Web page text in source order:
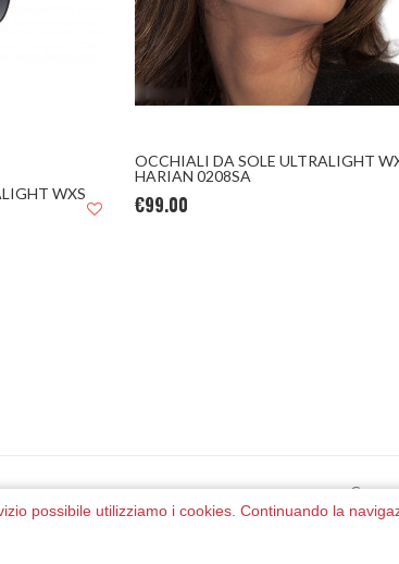
WXS
OCCHIALI DA SOLE ULTRALIGHT
HARIAN 0208SA
€99.00
possibile utilizziamo i cookies. Continuando la